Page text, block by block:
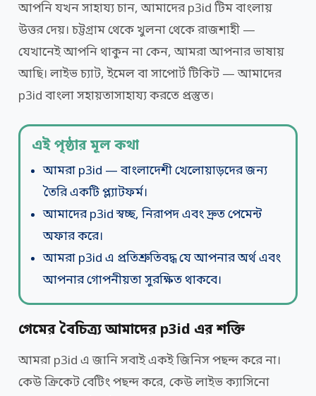
আপনি যখন সাহায্য চান, আমাদের p3id টিম বাংলায়
উত্তর দেয়। চট্টগ্রাম থেকে খুলনা থেকে রাজশাহী —
যেখানেই আপনি থাকুন না কেন, আমরা আপনার ভাষায়
আছি। লাইভ চ্যাট, ইমেল বা সাপোর্ট টিকিট — আমাদের
p3id বাংলা সহায়তাসাহায্য করতে প্রস্তুত।
এই পৃষ্ঠার মূল কথা
আমরা p3id — বাংলাদেশী খেলোয়াড়দের জন্য
তৈরি একটি প্ল্যাটফর্ম।
আমাদের p3id স্বচ্ছ, নিরাপদ এবং দ্রুত পেমেন্ট
অফার করে।
আমরা p3id এ প্রতিশ্রুতিবদ্ধ যে আপনার অর্থ এবং
আপনার গোপনীয়তা সুরক্ষিত থাকবে।
গেমের বৈচিত্র্য আমাদের p3id এর শক্তি
আমরা p3id এ জানি সবাই একই জিনিস পছন্দ করে না।
কেউ ক্রিকেট বেটিং পছন্দ করে, কেউ লাইভ ক্যাসিনো